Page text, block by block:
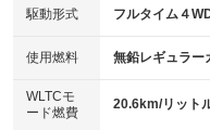
USB入力端子
：装備あり
100V電源
：装備なし
センターデフロック
：装備なし
HID(キセノンライト)
：装備なし
バックカメラ
：装備あり
エアロ
：装備あり
駆動形式 フルタイム４
使用燃料 無鉛レギュラー
WLTCモ
ード燃費
20.6km/リット